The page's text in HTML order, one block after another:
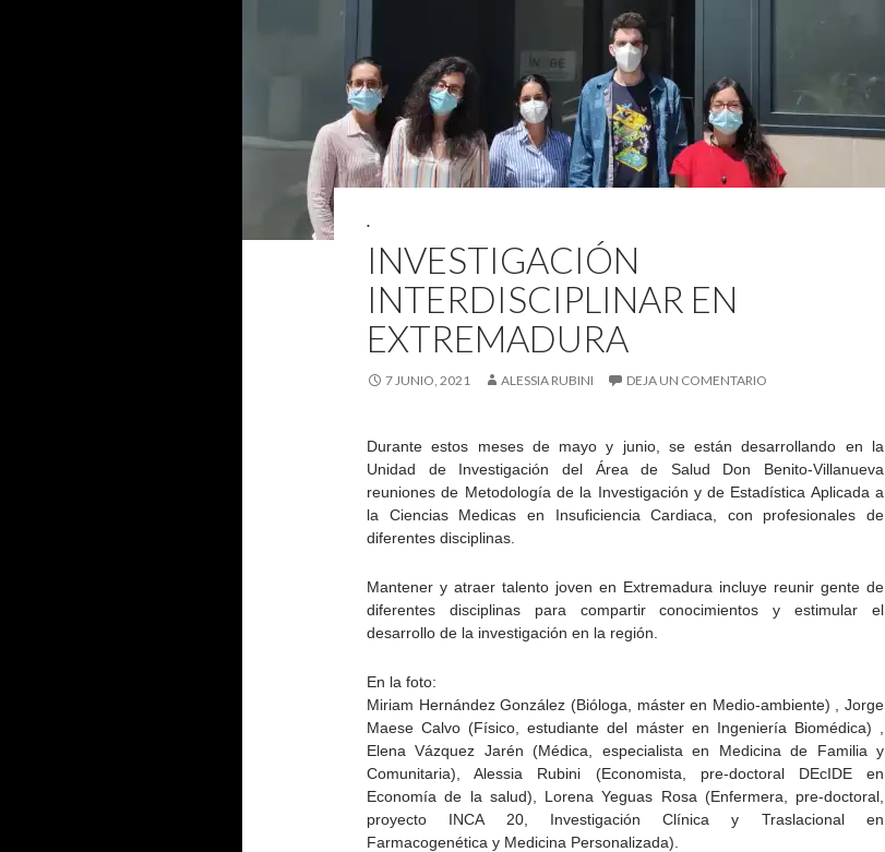
.
INVESTIGACIÓN
INTERDISCIPLINAR EN
EXTREMADURA
7 JUNIO, 2021 ALESSIA RUBINI DEJA UN COMENTARIO
Durante estos meses de mayo y junio, se están desarrollando en la
Unidad de Investigación del Área de Salud Don Benito-Villanueva
reuniones de Metodología de la Investigación y de Estadística Aplicada a
la Ciencias Medicas en Insuficiencia Cardiaca, con profesionales de
diferentes disciplinas.
Mantener y atraer talento joven en Extremadura incluye reunir gente de
diferentes disciplinas para compartir conocimientos y estimular el
desarrollo de la investigación en la región.
En la foto:
Miriam Hernández González (Bióloga, máster en Medio-ambiente) , Jorge
Maese Calvo (Físico, estudiante del máster en Ingeniería Biomédica) ,
Elena Vázquez Jarén (Médica, especialista en Medicina de Familia y
Comunitaria), Alessia Rubini (Economista, pre-doctoral DEcIDE en
Economía de la salud), Lorena Yeguas Rosa (Enfermera, pre-doctoral,
proyecto INCA 20, Investigación Clínica y Traslacional en
Farmacogenética y Medicina Personalizada).